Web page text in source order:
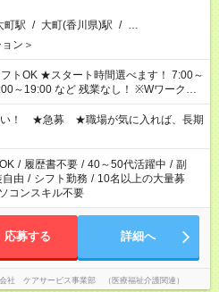
町駅 / 大町(香川県)駅 / …
ン＞
ます！ 7:00～
など 残業なし！ ※Wワークの
せ週40時間超の就業はご案内できませ
時間以上勤務は社会保険への加入対象
法（日雇い派遣の原則禁止）により、
ご案内が難しい場合があります
い！ ★急募 ★職場が気に入れば、長期
/ 履歴書不要 / 40～50代活躍中 / 副
自由 / シフト勤務 / 10名以上の大量募
コンスキル不要
応募する 詳細へ
社 ケアサービス事業部 （医療福祉介護関連）